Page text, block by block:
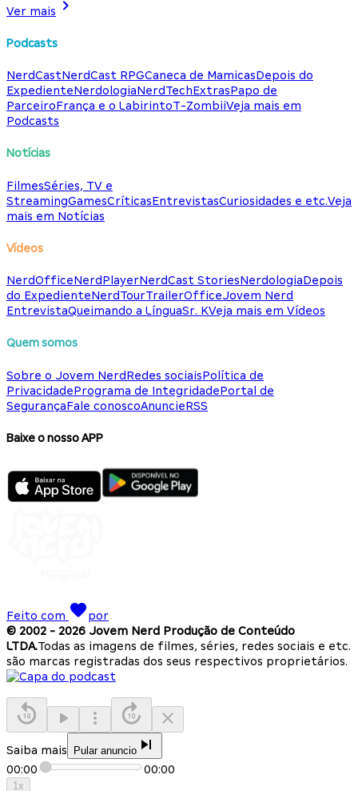
Ver mais
Podcasts
NerdCastNerdCast RPGCaneca de MamicasDepois do
ExpedienteNerdologiaNerdTechExtrasPapo de
ParceiroFrança e o LabirintoT-ZombiiVeja mais em
Podcasts
Notícias
FilmesSéries, TV e
StreamingGamesCríticasEntrevistasCuriosidades e etc.Veja
mais em Notícias
Vídeos
NerdOfficeNerdPlayerNerdCast StoriesNerdologiaDepois
do ExpedienteNerdTourTrailerOfficeJovem Nerd
EntrevistaQueimando a LínguaSr. KVeja mais em Vídeos
Quem somos
Sobre o Jovem NerdRedes sociaisPolítica de
PrivacidadePrograma de IntegridadePortal de
SegurançaFale conoscoAnuncieRSS
Baixe o nosso APP
Feito com
por
© 2002 - 2026 Jovem Nerd Produção de Conteúdo
LTDA.Todas as imagens de filmes, séries, redes sociais e etc.
são marcas registradas dos seus respectivos proprietários.
Saiba mais Pular anuncio
00:00 00:00
1x